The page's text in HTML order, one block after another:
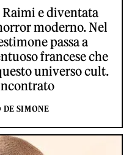
Raimi e diventata
moderno. Nel
passa a
francese che
universo cult.
DE SIMONE